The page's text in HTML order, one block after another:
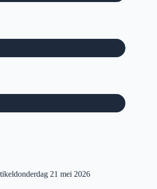
donderdag 21 mei 2026